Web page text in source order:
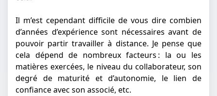
Il m’est cependant difficile de vous dire combien
d’années d’expérience sont nécessaires avant de
pouvoir partir travailler à distance. Je pense que
cela dépend de nombreux facteurs : la ou les
matières exercées, le niveau du collaborateur, son
degré de maturité et d’autonomie, le lien de
confiance avec son associé, etc.